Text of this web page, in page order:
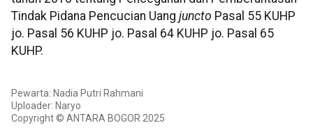
Tindak Pidana Pencucian Uang juncto Pasal 55 KUHP
jo. Pasal 56 KUHP jo. Pasal 64 KUHP jo. Pasal 65
KUHP.
Pewarta: Nadia Putri Rahmani
Uploader: Naryo
Copyright © ANTARA BOGOR 2025